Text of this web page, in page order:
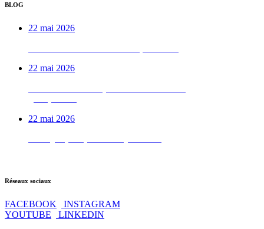
BLOG
22 mai 2026
22 mai 2026
22 mai 2026
Réseaux sociaux
FACEBOOK
INSTAGRAM
YOUTUBE
LINKEDIN